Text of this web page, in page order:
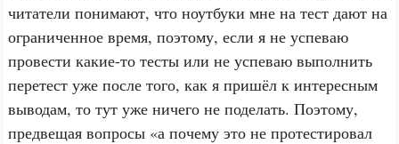
читатели понимают, что ноутбуки мне на тест дают на
ограниченное время, поэтому, если я не успеваю
провести какие-то тесты или не успеваю выполнить
перетест уже после того, как я пришёл к интересным
выводам, то тут уже ничего не поделать. Поэтому,
предвещая вопросы «а почему это не протестировал